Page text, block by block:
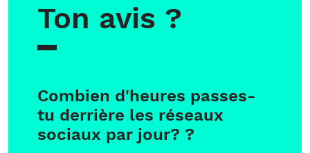
Ton avis ?
Combien d'heures passes-
tu derrière les réseaux
sociaux par jour? ?